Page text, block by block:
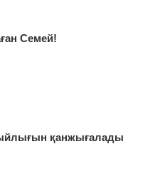
Семей!
қанжығалады